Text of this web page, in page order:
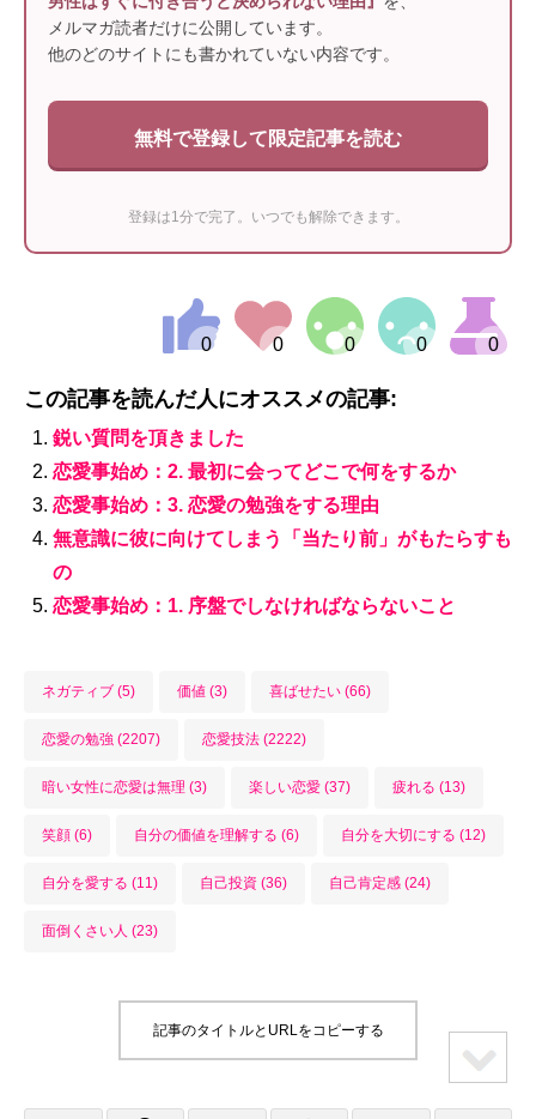
メルマガ読者だけに公開しています。
他のどのサイトにも書かれていない内容です。
無料で登録して限定記事を読む
登録は1分で完了。いつでも解除できます。
この記事を読んだ人にオススメの記事:
鋭い質問を頂きました
恋愛事始め：2. 最初に会ってどこで何をするか
恋愛事始め：3. 恋愛の勉強をする理由
無意識に彼に向けてしまう「当たり前」がもたらすも
の
恋愛事始め：1. 序盤でしなければならないこと
ネガティブ (5) 価値 (3) 喜ばせたい (66)
恋愛の勉強 (2207) 恋愛技法 (2222)
暗い女性に恋愛は無理 (3) 楽しい恋愛 (37) 疲れる (13)
笑顔 (6) 自分の価値を理解する (6) 自分を大切にする (12)
自分を愛する (11) 自己投資 (36) 自己肯定感 (24)
面倒くさい人 (23)
記事のタイトルとURLをコピーする